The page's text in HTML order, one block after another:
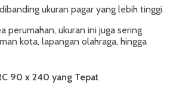
ukuran pagar yang lebih tinggi.
perumahan, ukuran ini juga sering
kota, lapangan olahraga, hingga
90 x 240 yang Tepat